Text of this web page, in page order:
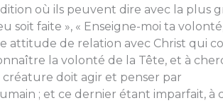
où ils peuvent dire avec la plus
soit faite », « Enseigne-moi ta
attitude de relation avec Christ qui
la volonté de la Tête, et à
créature doit agir et penser par
; et ce dernier étant imparfait, à